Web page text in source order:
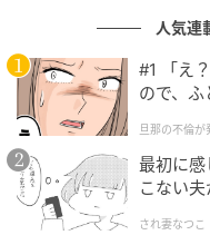
食べきれるかどうか
プルの会話にほっこり
く投稿者さん。その
にはいられないユーザ
誰にも気づかれるこ
勝利と共に食べるドー
じたことでしょう。
人気連
#1 「え
ので、
クチャ
旦那の不倫
最初に
こない夫
され妻なつこ